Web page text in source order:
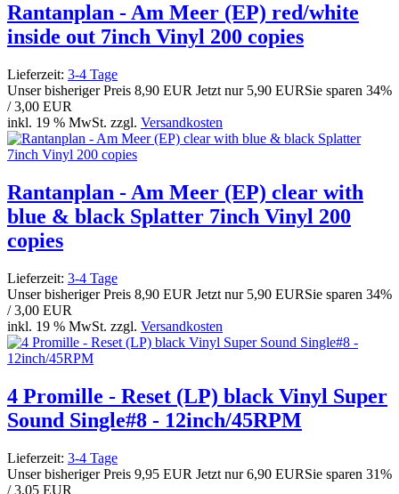
Rantanplan - Am Meer (EP) red/white
inside out 7inch Vinyl 200 copies
Lieferzeit: 3-4 Tage
Unser bisheriger Preis 8,90 EUR Jetzt nur 5,90 EURSie sparen 34%
/ 3,00 EUR
inkl. 19 % MwSt. zzgl. Versandkosten
Rantanplan - Am Meer (EP) clear with
blue & black Splatter 7inch Vinyl 200
copies
Lieferzeit: 3-4 Tage
Unser bisheriger Preis 8,90 EUR Jetzt nur 5,90 EURSie sparen 34%
/ 3,00 EUR
inkl. 19 % MwSt. zzgl. Versandkosten
4 Promille - Reset (LP) black Vinyl Super
Sound Single#8 - 12inch/45RPM
Lieferzeit: 3-4 Tage
Unser bisheriger Preis 9,95 EUR Jetzt nur6,90 EURSie sparen 31%
/ 3,05 EUR